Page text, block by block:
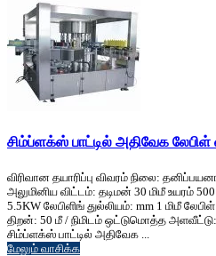
சிம்ப்ளக்ஸ் பாட்டில் அதிவேக
விரிவான தயாரிப்பு விவரம் நிலை:
அலுமினிய விட்டம்: தடிமன் 30 மிமீ உயரம்
5.5KW லேபிளிங் துல்லியம்: mm 1 மிமீ
திறன்: 50 மீ / நிமிடம் ஒட்டுமொத்த அளவீட்டு:
சிம்ப்ளக்ஸ் பாட்டில் அதிவேக ...
மேலும் வாசிக்க